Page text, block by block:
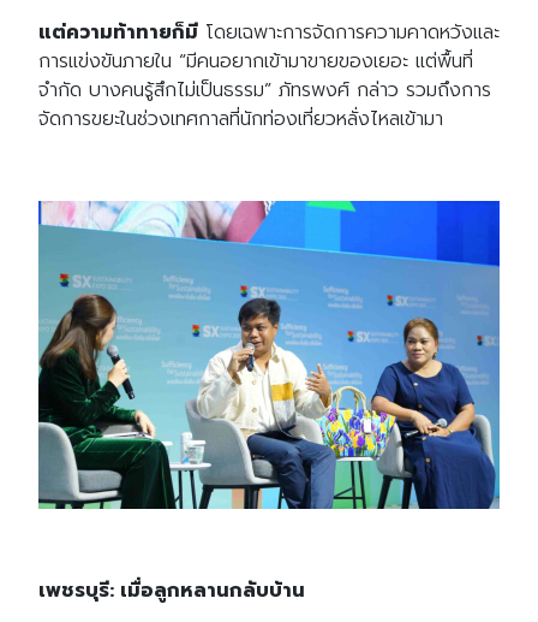
แต่ความท้าทายก็มี โดยเฉพาะการจัดการความคาดหวังและ
การแข่งขันภายใน “มีคนอยากเข้ามาขายของเยอะ แต่พื้นที่
จำกัด บางคนรู้สึกไม่เป็นธรรม” ภัทรพงศ์ กล่าว รวมถึงการ
จัดการขยะในช่วงเทศกาลที่นักท่องเที่ยวหลั่งไหลเข้ามา
เพชรบุรี: เมื่อลูกหลานกลับบ้าน